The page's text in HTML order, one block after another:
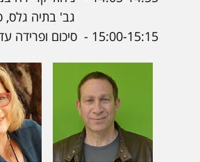
גב' בתיה גלס, פסיכולוגית תעסוקתית
15:00-15:15 - סיכום ופרידה עד הפעם הבאה